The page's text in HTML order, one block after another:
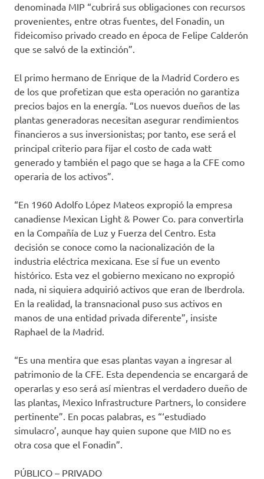
denominada MIP “cubrirá sus obligaciones con recursos
provenientes, entre otras fuentes, del Fonadin, un
fideicomiso privado creado en época de Felipe Calderón
que se salvó de la extinción”.
El primo hermano de Enrique de la Madrid Cordero es
de los que profetizan que esta operación no garantiza
precios bajos en la energía. “Los nuevos dueños de las
plantas generadoras necesitan asegurar rendimientos
financieros a sus inversionistas; por tanto, ese será el
principal criterio para fijar el costo de cada watt
generado y también el pago que se haga a la CFE como
operaria de los activos”.
“En 1960 Adolfo López Mateos expropió la empresa
canadiense Mexican Light & Power Co. para convertirla
en la Compañía de Luz y Fuerza del Centro. Esta
decisión se conoce como la nacionalización de la
industria eléctrica mexicana. Ese sí fue un evento
histórico. Esta vez el gobierno mexicano no expropió
nada, ni siquiera adquirió activos que eran de Iberdrola.
En la realidad, la transnacional puso sus activos en
manos de una entidad privada diferente”, insiste
Raphael de la Madrid.
“Es una mentira que esas plantas vayan a ingresar al
patrimonio de la CFE. Esta dependencia se encargará de
operarlas y eso será así mientras el verdadero dueño de
las plantas, Mexico Infrastructure Partners, lo considere
pertinente”. En pocas palabras, es “‘estudiado
simulacro’, aunque hay quien supone que MID no es
otra cosa que el Fonadin”.
PÚBLICO – PRIVADO